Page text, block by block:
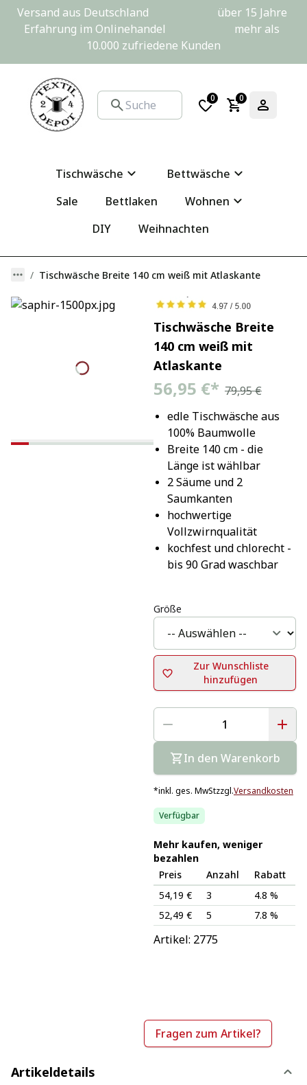
Versand aus Deutschland                         über 15 Jahre
Erfahrung im Onlinehandel                         mehr als
10.000 zufriedene Kunden
0 0
Tischwäsche
Bettwäsche
Sale
Bettlaken
Wohnen
DIY
Weihnachten
Tischwäsche Breite 140 cm weiß mit Atlaskante
Tischwäsche Breite
140 cm weiß mit
Atlaskante
56,95 €* 79,95 €
edle Tischwäsche aus
100% Baumwolle
Breite 140 cm - die
Länge ist wählbar
2 Säume und 2
Saumkanten
hochwertige
Vollzwirnqualität
kochfest und chlorecht -
bis 90 Grad waschbar
Größe
Zur Wunschliste
hinzufügen
In den Warenkorb
*inkl. ges. MwStzzgl.Versandkosten
Verfügbar
Mehr kaufen, weniger
bezahlen
Preis
Anzahl
Rabatt
54,19 €
3
4.8 %
52,49 €
5 7.8 %
Artikel: 2775
Fragen zum Artikel?
Artikeldetails